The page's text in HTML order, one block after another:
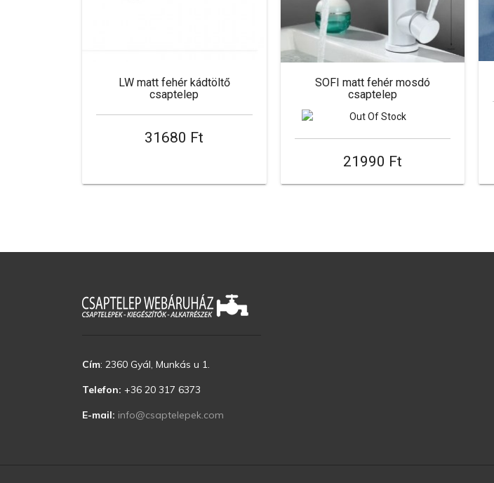
LW matt fehér kádtöltő
csaptelep
31680 Ft
SOFI matt fehér mosdó
csaptelep
21990 Ft
Cím: 2360 Gyál, Munkás u 1.
Telefon: +36 20 317 6373
E-mail: info@csaptelepek.com